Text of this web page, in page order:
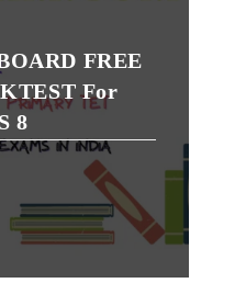
FREE
For
8